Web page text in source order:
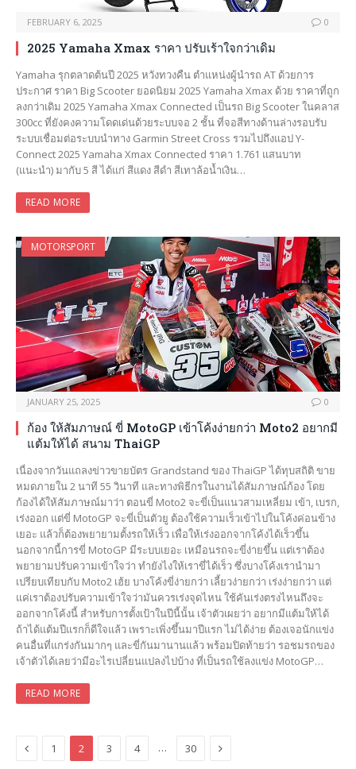
FEBRUARY 6, 2025 0
2025 Yamaha Xmax ราคา ปรับเร้าใจกว่าเดิม
Yamaha รุกตลาดต้นปี 2025 หวังทวงคืน ตำแหน่งผู้นำรถ AT ด้วยการ
ประกาศ ราคา Big Scooter ยอดนิยม 2025 Yamaha Xmax ด้วย ราคาที่ถูก
ลงกว่าเดิม 2025 Yamaha Xmax Connected เป็นรถ Big Scooter ในคลาส
300cc ที่ยังคงความโดดเด่นด้วยระบบจอ 2 ชั้น ที่จอสีทางด้านล่างรอบรับ
ระบบเชื่อมต่อระบบนำทาง Garmin Street Cross รวมไปถึงแอป Y-
Connect 2025 Yamaha Xmax Connected ราคา 1.761 แสนบาท
(แนะนำ) มากับ 5 สี ได้แก่ สีแดง สีดำ สีเทาล้อน้ำเงิน…
READ MORE
MOTORSPORT
JANUARY 25, 2025 0
ก้อง ให้สัมภาษณ์ ขี่ MotoGP เข้าโค้งง่ายกว่า Moto2 อยากมี
แต้มให้ได้ สนาม ThaiGP
เนื่องจากวันแถลงข่าวขายบัตร Grandstand ของ ThaiGP ได้ทุบสถิติ ขาย
หมดภายใน 2 นาที 55 วินาที และทางพิธีกรในงานได้สัมภาษณ์ก้อง โดย
ก้องได้ให้สัมภาษณ์มาว่า ตอนขี่ Moto2 จะขี่เป็นแนวสามเหลี่ยม เข้า, เบรก,
เร่งออก แต่ขี่ MotoGP จะขี่เป็นตัวยู ต้องใช้ความเร็วเข้าไปในโค้งค่อนข้าง
เยอะ แล้วก็ต้องพยายามตั้งรถให้เร็ว เพื่อให้เร่งออกจากโค้งได้เร็วขึ้น
นอกจากนี้การขี่ MotoGP มีระบบเยอะ เหมือนรถจะขี่ง่ายขึ้น แต่เราต้อง
พยายามปรับความเข้าใจว่า ทำยังไงให้เราขี่ได้เร็ว ซึ่งบางโค้งเรานำมา
เปรียบเทียบกับ Moto2 เฮ้ย บางโค้งขี่ง่ายกว่า เลี้ยวง่ายกว่า เร่งง่ายกว่า แต่
แค่เราต้องปรับความเข้าใจว่ามันควรเร่งจุดไหน ใช้คันเร่งตรงไหนถึงจะ
ออกจากโค้งนี้ สำหรับการตั้งเป้าในปีนี้นั้น เจ้าตัวเผยว่า อยากมีแต้มให้ได้
ถ้าได้แต้มปีแรกก็ดีใจแล้ว เพราะเพิ่งขึ้นมาปีแรก ไม่ได้ง่าย ต้องเจอนักแข่ง
คนอื่นที่แกร่งกันมากๆ และขี่กันมานานแล้ว พร้อมปิดท้ายว่า รอชมรถของ
เจ้าตัวได้เลยว่ามีอะไรเปลี่ยนแปลงไปบ้าง ที่เป็นรถใช้ลงแข่ง MotoGP…
READ MORE
Previous
1 2 3 4 … 30 Next